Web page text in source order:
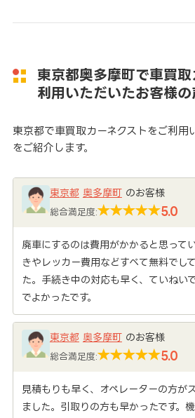
東京都奥多摩町で車買
利用いただいたお客様の
東京都で車買取カーネクストをご利用
をご紹介します。
東京都 奥多摩町のお客様
総合満足度: 5.0
廃車にするのは費用がかかると思って
きやレッカー費用などすべて無料でし
た。手続き中の対応も早く、ていねい
でよかったです。
東京都 奥多摩町のお客様
総合満足度: 5.0
見積もりも早く、オペレーターの方が
ました。引取りの方も早かったです。